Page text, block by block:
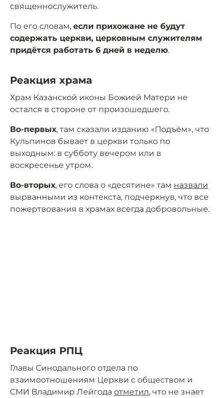
священнослужитель.
По его словам, если прихожане не будут
содержать церкви, церковным служителям
придётся работать 6 дней в неделю.
Реакция храма
Храм Казанской иконы Божией Матери не
остался в стороне от произошедшего.
Во-первых, там сказали изданию «Подъём», что
Кульпинов бывает в церкви только по
выходным: в субботу вечером или в
воскресенье утром.
Во-вторых, его слова о «десятине» там назвали
вырванными из контекста, подчеркнув, что все
пожертвования в храмах всегда добровольные.
Реакция РПЦ
Главы Синодального отдела по
взаимоотношениям Церкви с обществом и
СМИ Владимир Лейгода отметил, что не знает